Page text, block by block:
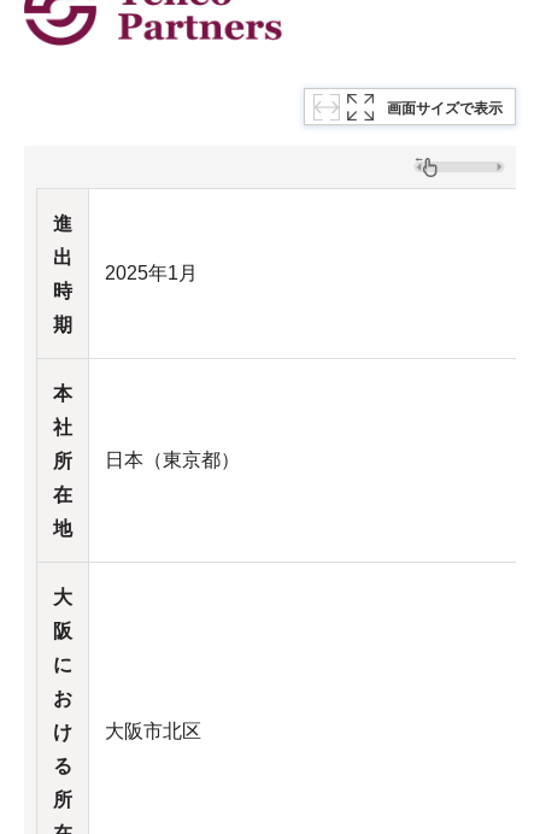
画面サイズで表示
進
出
時
期
2025年1月
本
社
所
在
地
日本（東京都）
大
阪
に
お
け
る
所
大阪市北区